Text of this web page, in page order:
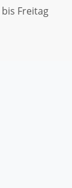
Freitag